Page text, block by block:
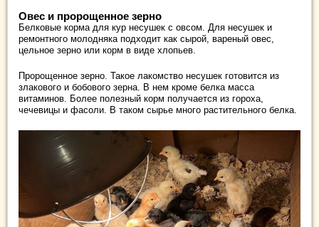
Овес и пророщенное зерно
Белковые корма для кур несушек с овсом. Для несушек и
ремонтного молодняка подходит как сырой, вареный овес,
цельное зерно или корм в виде хлопьев.
Пророщенное зерно. Такое лакомство несушек готовится из
злакового и бобового зерна. В нем кроме белка масса
витаминов. Более полезный корм получается из гороха,
чечевицы и фасоли. В таком сырье много растительного белка.